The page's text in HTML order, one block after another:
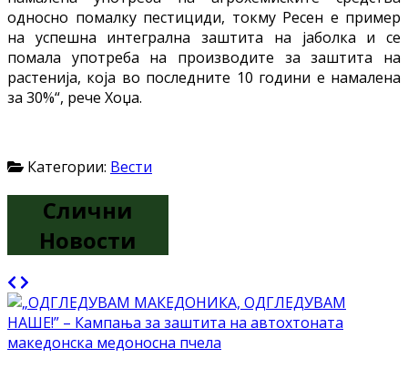
односно помалку пестициди, токму Ресен е пример
на успешна интегрална заштита на јаболка и се
помала употреба на производите за заштита на
растенија, која во последните 10 години е намалена
за 30%“, рече Хоџа.
Категории: Вести
Слични
Новости